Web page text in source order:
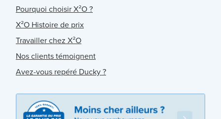
Pourquoi choisir X²O ?
X²O Histoire de prix
Travailler chez X²O
Nos clients témoignent
Avez-vous repéré Ducky ?